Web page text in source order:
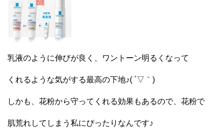
乳液のように伸びが良く、ワントーン明るくなって
くれるような気がする最高の下地♪( ´▽｀)
しかも、花粉から守ってくれる効果もあるので、花粉で
肌荒れしてしまう私にぴったりなんです♪